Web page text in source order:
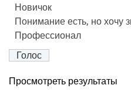
Новичок
Понимание есть, но хочу
Профессионал
Просмотреть результаты